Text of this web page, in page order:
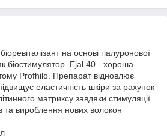
на основі гіалуронової
біостимулятор. Ejal 40 - хороша
Profhilo. Препарат відновлює
еластичність шкіри за рахунок
матриксу завдяки стимуляції
та вироблення нових волокон